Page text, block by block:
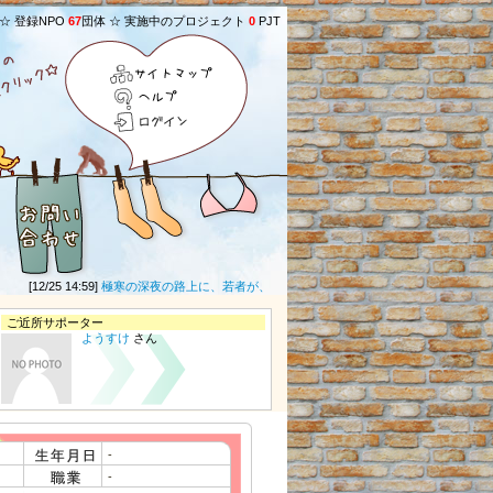
登録NPO 67団体 ☆ 実施中のプロジェクト 0 PJT
サイトマップ
ヘルプ
ログイン
[12/25 14:59]極寒の深夜の路上に、若者が、段ボールや毛布などの防寒具もなしで寝
ご近所サポーター
ようすけ さん
-
-